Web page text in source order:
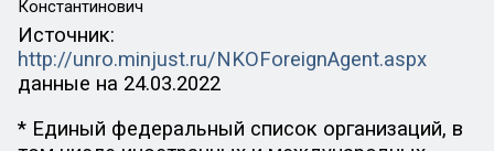
Константинович
Источник:
http://unro.minjust.ru/NKOForeignAgent.aspx
данные на 24.03.2022
* Единый федеральный список организаций, в